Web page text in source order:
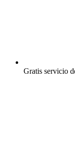
Gratis servicio